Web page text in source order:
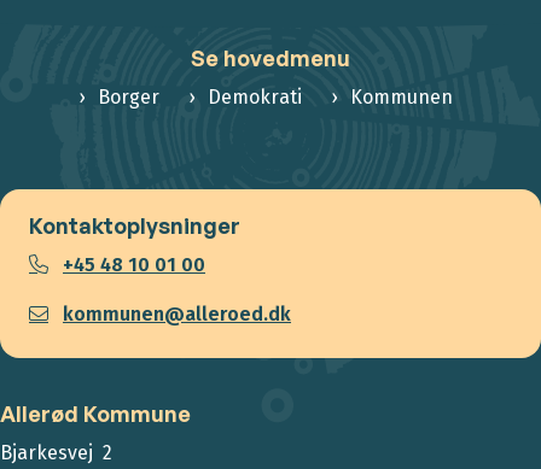
Se hovedmenu
Borger Demokrati Kommunen
Kontaktoplysninger
+45 48 10 01 00
kommunen@alleroed.dk
Allerød Kommune
Bjarkesvej 2